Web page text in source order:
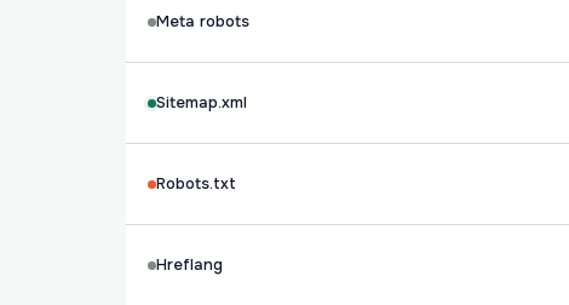
Meta robots
Sitemap.xml
Robots.txt
Hreflang